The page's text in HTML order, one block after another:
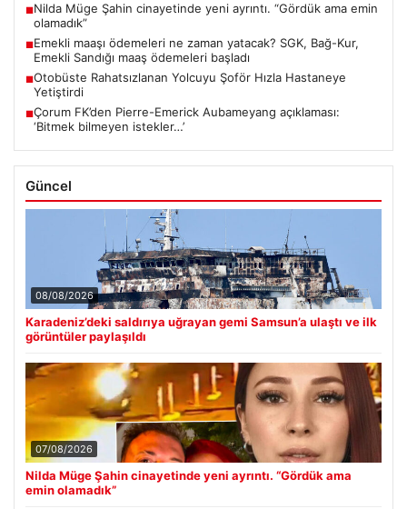
■Nilda Müge Şahin cinayetinde yeni ayrıntı. “Gördük ama emin
olamadık”
■Emekli maaşı ödemeleri ne zaman yatacak? SGK, Bağ-Kur,
Emekli Sandığı maaş ödemeleri başladı
■Otobüste Rahatsızlanan Yolcuyu Şoför Hızla Hastaneye
Yetiştirdi
■Çorum FK’den Pierre-Emerick Aubameyang açıklaması:
‘Bitmek bilmeyen istekler…’
Güncel
08/08/2026
Karadeniz’deki saldırıya uğrayan gemi Samsun’a ulaştı ve ilk
görüntüler paylaşıldı
07/08/2026
Nilda Müge Şahin cinayetinde yeni ayrıntı. “Gördük ama
emin olamadık”